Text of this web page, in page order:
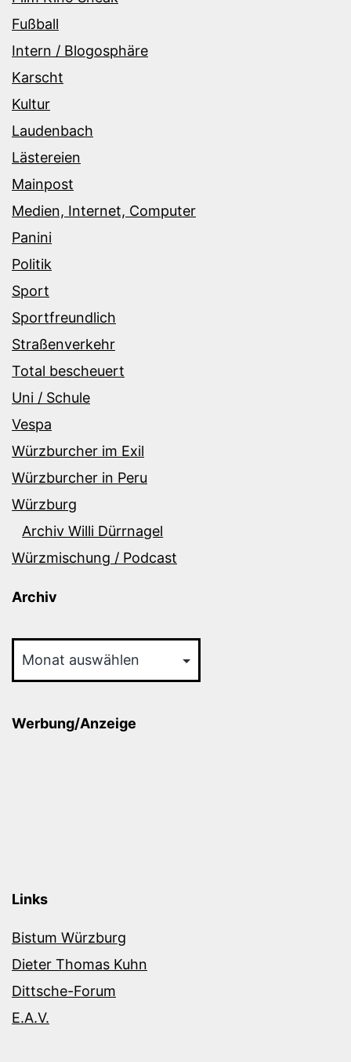
Fußball
Intern / Blogosphäre
Karscht
Kultur
Laudenbach
Lästereien
Mainpost
Medien, Internet, Computer
Panini
Politik
Sport
Sportfreundlich
Straßenverkehr
Total bescheuert
Uni / Schule
Vespa
Würzburcher im Exil
Würzburcher in Peru
Würzburg
Archiv Willi Dürrnagel
Würzmischung / Podcast
Archiv
Werbung/Anzeige
Links
Bistum Würzburg
Dieter Thomas Kuhn
Dittsche-Forum
E.A.V.